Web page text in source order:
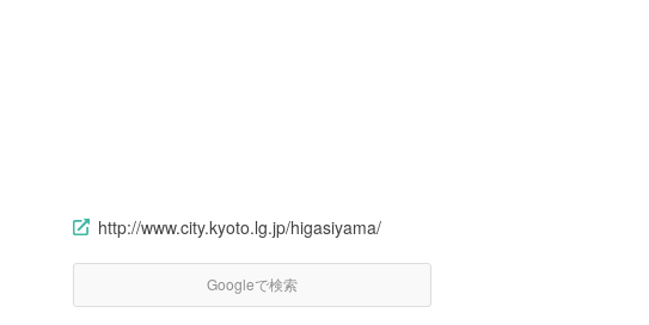
http://www.city.kyoto.lg.jp/higasiyama/
Googleで検索